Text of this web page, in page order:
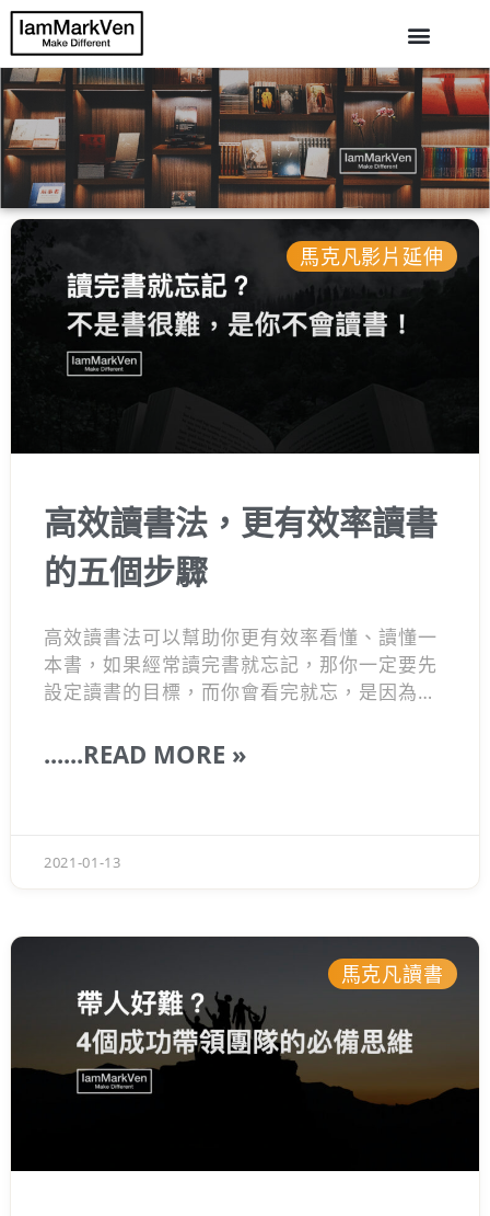
馬克凡影片延伸
高效讀書法，更有效率讀書
的五個步驟
高效讀書法可以幫助你更有效率看懂、讀懂一
本書，如果經常讀完書就忘記，那你一定要先
設定讀書的目標，而你會看完就忘，是因為你
是要讀進你的心裡和腦裡，如果想要讓自己不
時你讀這本書才會有意義，才能不斷幫助你成
長變更好。
......READ MORE »
2021-01-13
馬克凡讀書